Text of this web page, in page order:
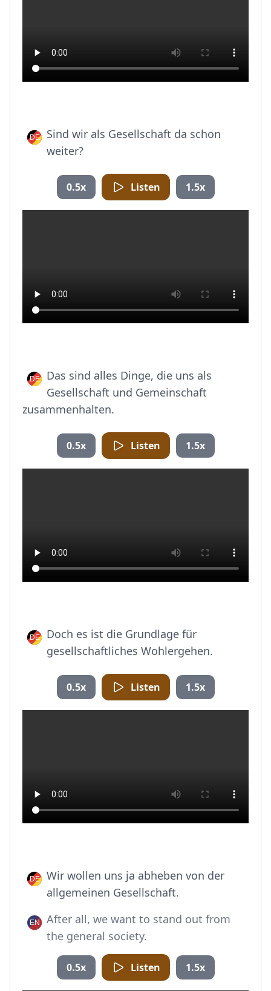
Sind wir als Gesellschaft da schon
weiter?
0.5x Listen 1.5x
Das sind alles Dinge, die uns als
Gesellschaft und Gemeinschaft
zusammenhalten.
0.5x Listen 1.5x
Doch es ist die Grundlage für
gesellschaftliches Wohlergehen.
0.5x Listen 1.5x
Wir wollen uns ja abheben von der
allgemeinen Gesellschaft.
After all, we want to stand out from
the general society.
0.5x Listen 1.5x